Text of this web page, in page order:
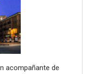
acompañante de